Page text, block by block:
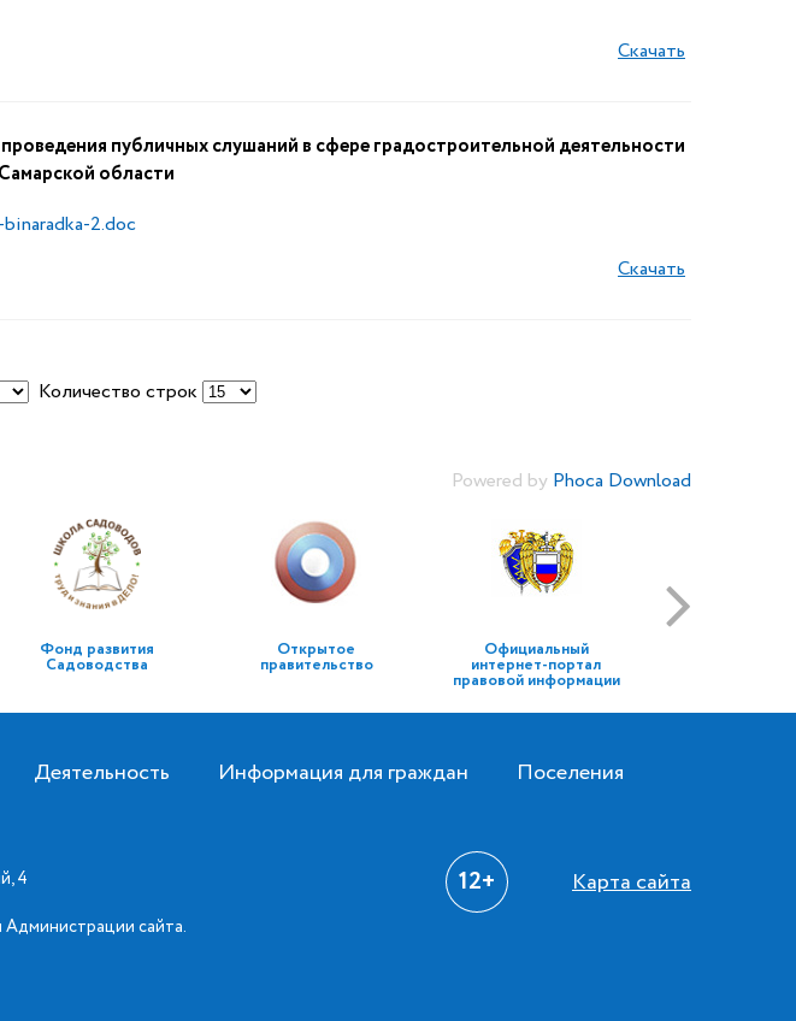
Скачать
публичных слушаний в сфере градостроительной деятельности
области
2.doc
Скачать
Количество строк
Powered by Phoca Download
Фонд развития
Садоводства
Открытое
правительство
Официальный
интернет-портал
правовой информации
Деятельность Информация для граждан Поселения
4
Администрации сайта.
12+ Карта сайта